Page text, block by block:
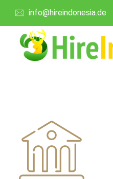
info@hireindonesia.de